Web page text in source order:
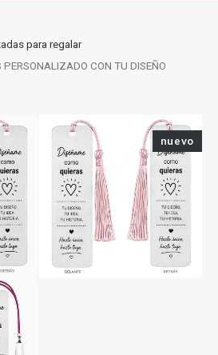
para regalar
CON TU DISEÑO
nuevo